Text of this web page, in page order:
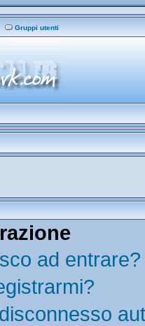
Gruppi utenti
ad entrare?